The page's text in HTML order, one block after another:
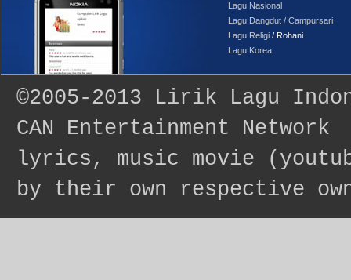
Lagu Nasional
Lagu Dangdut / Campursari
Lagu Religi / Rohani
Lagu Korea
©2005-2013 Lirik Lagu
CAN Entertainment Network
lyrics, music movie
by their own respective